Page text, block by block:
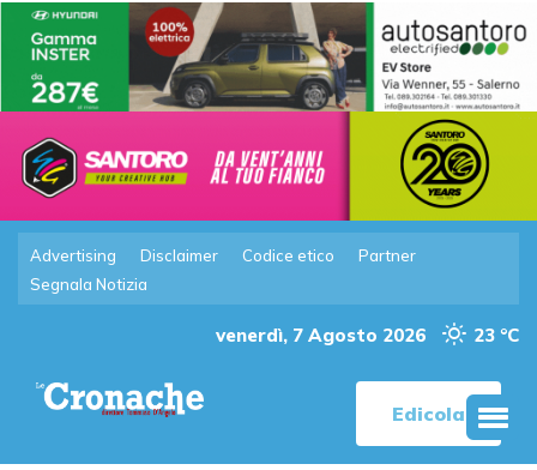
Advertising Disclaimer Codice etico
Partner
Segnala Notizia
venerdì, 7 Agosto 2026 23 °C
Edicola